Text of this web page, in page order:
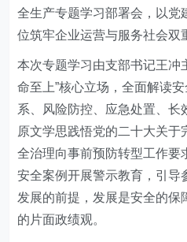
全生产专题学习部署会，以党
位筑牢企业运营与服务社会双
本次专题学习由支部书记王冲
命至上”核心立场，全面解读
系、风险防控、应急处置、长
原文学思践悟党的二十大关
全治理向事前预防转型工作要
安全案例开展警示教育，引导
发展的前提，发展是安全的保
的片面政绩观。